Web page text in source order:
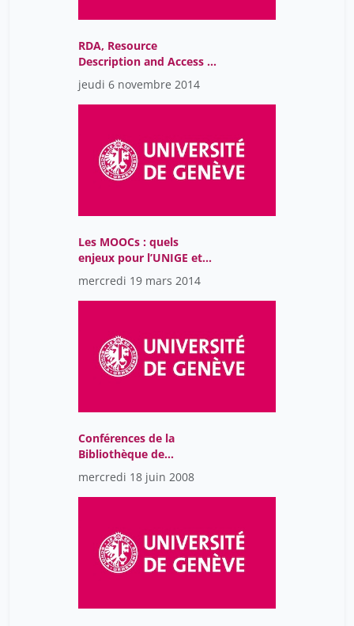
RDA, Resource
Description and Access -
vers le web sémantique
jeudi 6 novembre 2014
Les MOOCs : quels
enjeux pour l’UNIGE et
sa Bibliothèque ?
mercredi 19 mars 2014
Conférences de la
Bibliothèque de
l’Université de Genève
2018
mercredi 18 juin 2008